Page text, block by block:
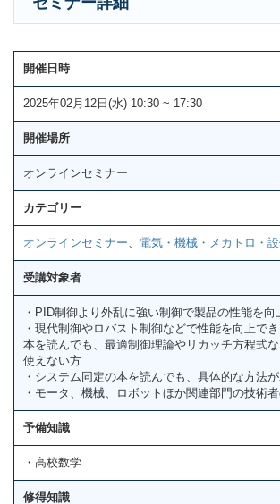
開催日時
2025年02月12日(水) 10:30 ~ 17:30
開催場所
オンラインセミナー
カテゴリー
オンラインセミナー 電気・機械・メカトロ・
受講対象者
・PID制御より外乱に強い制御で製品の性能を向
・現代制御やロバスト制御などで性能を向上で
本を読んでも、最適制御理論やリカッチ方程式
使えない方
・システム同定の本を読んでも、具体的な方法
・モータ、機械、ロボットほか関連部門の技術
予備知識
・高校数学
修得知識